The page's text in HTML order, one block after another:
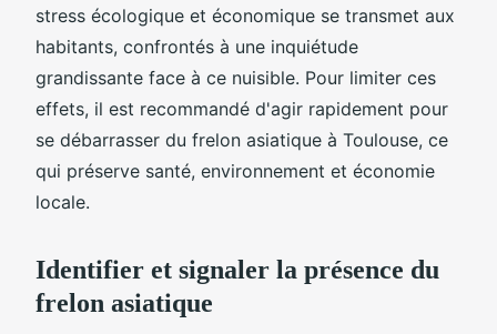
stress écologique et économique se transmet aux
habitants, confrontés à une inquiétude
grandissante face à ce nuisible. Pour limiter ces
effets, il est recommandé d'agir rapidement pour
se débarrasser du frelon asiatique à Toulouse, ce
qui préserve santé, environnement et économie
locale.
Identifier et signaler la présence du
frelon asiatique